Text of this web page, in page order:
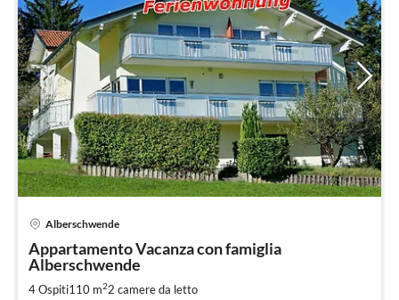
Alberschwende
Appartamento Vacanza con famiglia
Alberschwende
4 Ospiti110 m22 camere da letto